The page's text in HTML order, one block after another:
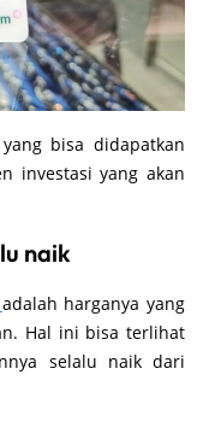
bisa didapatkan
investasi yang akan
naik
adalah harganya yang
Hal ini bisa terlihat
selalu naik dari